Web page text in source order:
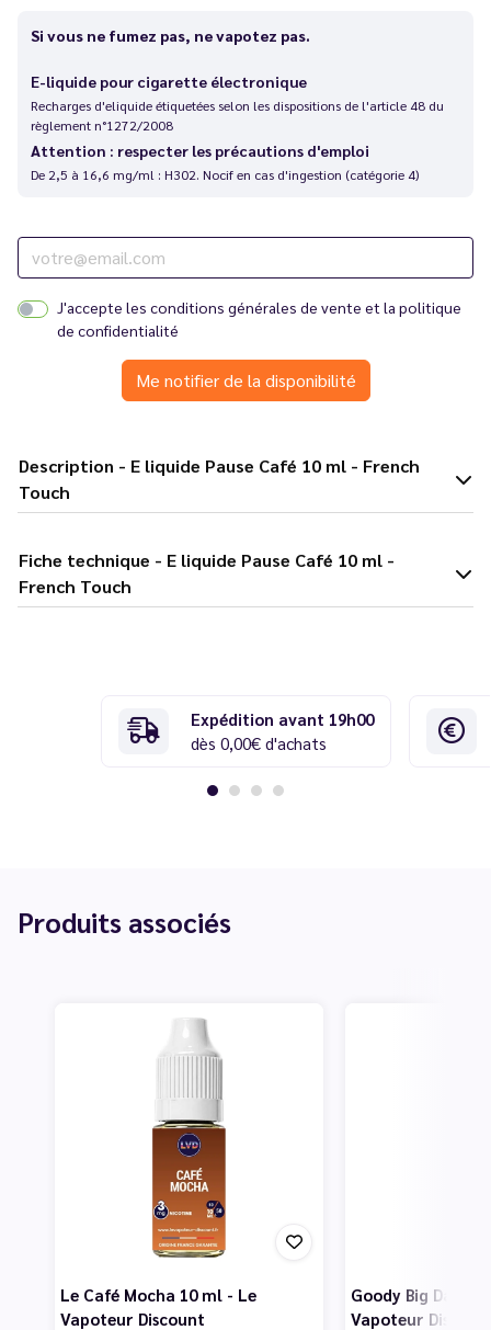
Si vous ne fumez pas, ne vapotez pas.
E-liquide pour cigarette électronique
Recharges d'eliquide étiquetées selon les dispositions de l'article 48 du
règlement n°1272/2008
Attention : respecter les précautions d'emploi
De 2,5 à 16,6 mg/ml : H302. Nocif en cas d'ingestion (catégorie 4)
J'accepte les conditions générales de vente et la politique
de confidentialité
Me notifier de la disponibilité
Description - E liquide Pause Café 10 ml - French
Touch
Fiche technique - E liquide Pause Café 10 ml -
French Touch
Expédition avant 19h00
dès 0,00€ d'achats
Produits associés
Le Café Mocha 10 ml - Le
Vapoteur Discount
Goody Big Daddy
Vapoteur